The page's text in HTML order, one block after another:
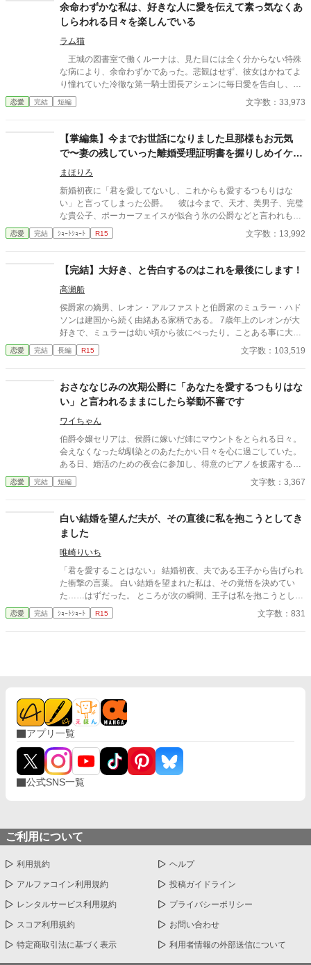
余命わずかな私は、好きな人に愛を伝えて素っ気なくあ
しらわれる日々を楽しんでいる
ラム猫
王城の図書室で働くルーナは、見た目には全く分からない特殊
な病により、余命わずかであった。悲観はせず、彼女はかねてよ
り憧れていた冷徹な第一騎士団長アシェンに毎日愛を告白し、彼
の困惑した反応を見ることを最後の人生の楽しみとする。アシェ
ンは一貫してそっけない態度を取り続けるが、ルーナのひたむき
※『小説家になろう』様『カクヨム』様にも同じ作品を投稿して
います ※全十七話で完結の予定でしたが、勝手ながら二話ほど追
加させていただきます。公開は同時に行うので、完結予定日は変
わりません。本編は十五話まで、その後は番外編になります。
恋愛 完結 短編 文字数：33,973
【掌編集】今までお世話になりました旦那様もお元気
で〜妻の残していった離婚受理証明書を握りしめイケメ
ン公爵は涙と鼻水を垂らす
まほりろ
新婚初夜に「君を愛してないし、これからも愛するつもりはな
い」と言ってしまった公爵。 彼は今まで、天才、美男子、完璧
な貴公子、ポーカーフェイスが似合う氷の公爵などと言われもて
はやされてきた。 しかし新婚初夜に暴言を吐いた女性が、初恋
の人で、命の恩人で、伝説の聖女で、妖精の愛し子であったこと
婚受理証明書」が握られていた……。 他掌編七作品収録。 ※無
断転載を禁止します。 ※朗読動画の無断配信も禁止します 「Cop
yright（C）2023-まほりろ／若松咲良」 某小説サイトに投稿し
た掌編八作品をこちらに転載しました。 【収録作品】 ①「今まで
お世話になりました旦那様もお元気で〜ポーカーフェイスの似合
う天才貴公子と称された公爵は、妻の残していった離婚受理証明
臆病な公爵令嬢は、王太子に竜の生贄にされ壊れる。能ある鷹と
月1日10時30分喫茶店ルナ、婚約者は遅れてやってきた〜新聞は
星座占いを見る為だけにある訳ではない」 ⑤「『お姉様はズル
い！』が口癖の双子の弟が現世の婚約者！ 前世では弟を立てる
他人なので天才として実力を充分に発揮したいと思います！」 ⑥
「婚約破棄をしたいと彼は言った。契約書とおふだにご用心」 ⑦
「伯爵家に半世紀仕えた老メイドは伯爵親子の罠にハマり無一文
で追放される。老メイドを助けたのはポーカーフェイスの美女で
た感想！」
恋愛 完結 ｼｮｰﾄｼｮｰﾄ R15 文字数：13,992
【完結】大好き、と告白するのはこれを最後にします！
高瀬船
侯爵家の嫡男、レオン・アルファストと伯爵家のミュラー・ハド
ソンは建国から続く由緒ある家柄である。 7歳年上のレオンが大
好きで、ミュラーは幼い頃から彼にべったり。ことある事に大好
き！と伝え、少女へと成長してからも顔を合わせる度に結婚し
て！ともはや挨拶のように熱烈に求婚していた。 だけど、いつも
成人を控えたある日、ミュラーはこれを最後の告白にしよう、と
決心しいつものようにはぐらかされたら大人しく彼を諦めよう、
と決めていた。 そして、彼を諦め真剣に結婚相手を探そうと夜会
に行った事をレオンに知られたミュラーは初めて彼の重いほどの
愛情を知る 【お互い、モブとの絡み発生します、苦手な方はご遠
慮下さい】
恋愛 完結 長編 R15 文字数：103,519
おさななじみの次期公爵に「あなたを愛するつもりはな
い」と言われるままにしたら挙動不審です
ワイちゃん
伯爵令嬢セリアは、侯爵に嫁いだ姉にマウントをとられる日々。
会えなくなった幼馴染とのあたたかい日々を心に過ごしていた。
ある日、婚活のための夜会に参加し、得意のピアノを披露する
と、幼馴染と再会し、次の日には公爵の幼馴染に求婚されること
に。しかし、幼馴染には「あなたを愛するつもりはない」と言わ
り……？
恋愛 完結 短編 文字数：3,367
白い結婚を望んだ夫が、その直後に私を抱こうとしてき
ました
唯崎りいち
「君を愛することはない」 結婚初夜、夫である王子から告げられ
た衝撃の言葉。 白い結婚を望まれた私は、その覚悟を決めてい
た……はずだった。 ところが次の瞬間、王子は私を抱こうとして
くる。 「待ってください！ あなた、私を愛さないと言いました
よね？」 愛するつもりはないのに、なぜ身体の関係だけ求めるの
恋愛 完結 ｼｮｰﾄｼｮｰﾄ R15 文字数：831
アプリ一覧
公式SNS一覧
ご利用について
利用規約 ヘルプ
アルファコイン利用規約 投稿ガイドライン
レンタルサービス利用規約 プライバシーポリシー
スコア利用規約 お問い合わせ
特定商取引法に基づく表示 利用者情報の外部送信について